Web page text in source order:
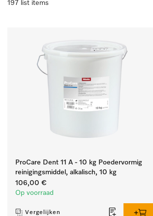
197 list items
ProCare Dent 11 A - 10 kg Poedervormig
reinigingsmiddel, alkalisch, 10 kg
106,00 €
Op voorraad
Vergelijken